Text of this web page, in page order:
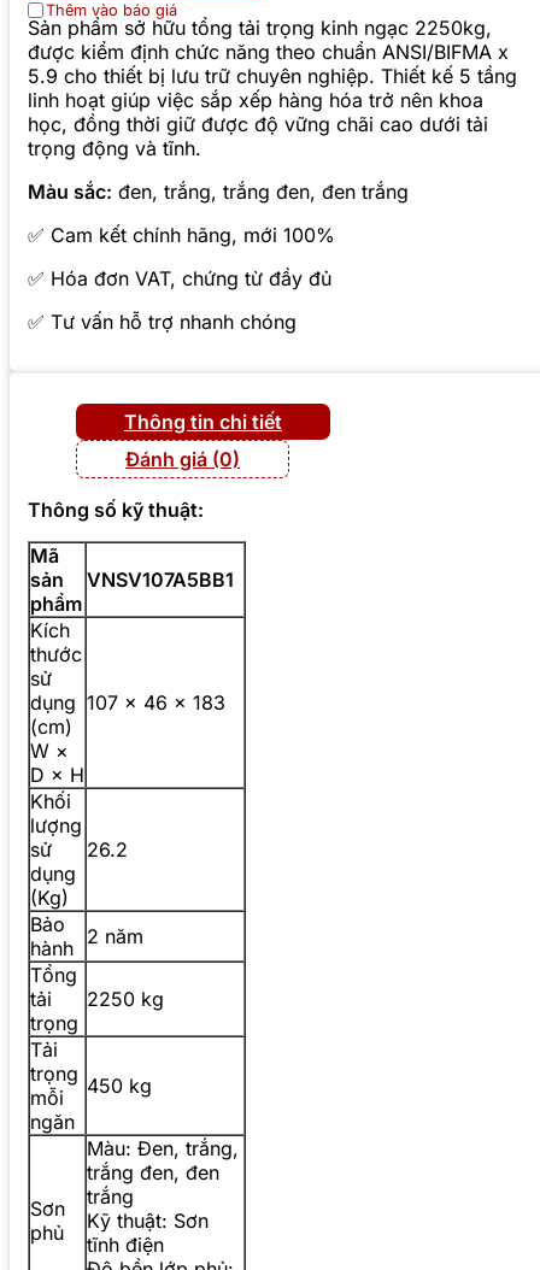
Thêm vào báo giá
Sản phẩm sở hữu tổng tải trọng kinh ngạc 2250kg,
được kiểm định chức năng theo chuẩn ANSI/BIFMA x
5.9 cho thiết bị lưu trữ chuyên nghiệp. Thiết kế 5 tầng
linh hoạt giúp việc sắp xếp hàng hóa trở nên khoa
học, đồng thời giữ được độ vững chãi cao dưới tải
trọng động và tĩnh.
Màu sắc: đen, trắng, trắng đen, đen trắng
✅ Cam kết chính hãng, mới 100%
✅ Hóa đơn VAT, chứng từ đầy đủ
✅ Tư vấn hỗ trợ nhanh chóng
Thông tin chi tiết
Đánh giá (0)
Thông số kỹ thuật:
Mã
sản
phẩm
VNSV107A5BB1
Kích
thước
sử
dụng
(cm)
W ×
D × H
107 × 46 × 183
Khối
lượng
sử
dụng
(Kg)
26.2
Bảo
hành 2 năm
Tổng
tải
trọng
2250 kg
Tải
trọng
mỗi
ngăn
450 kg
Sơn
phủ
Màu: Đen, trắng,
trắng đen, đen
trắng
Kỹ thuật: Sơn
tĩnh điện